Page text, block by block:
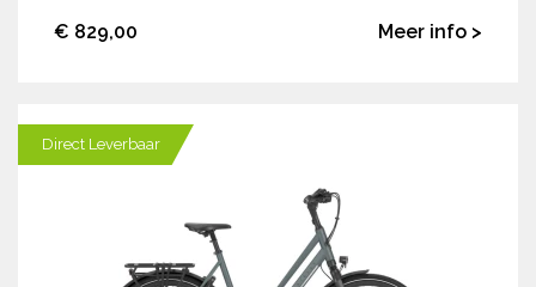
€ 829,00 Meer info >
Direct Leverbaar